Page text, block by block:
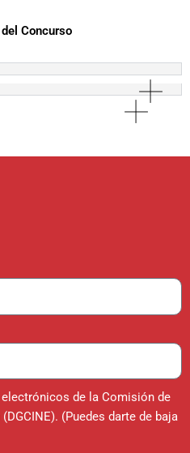
Concurso
de la Comisión de
(Puedes darte de baja